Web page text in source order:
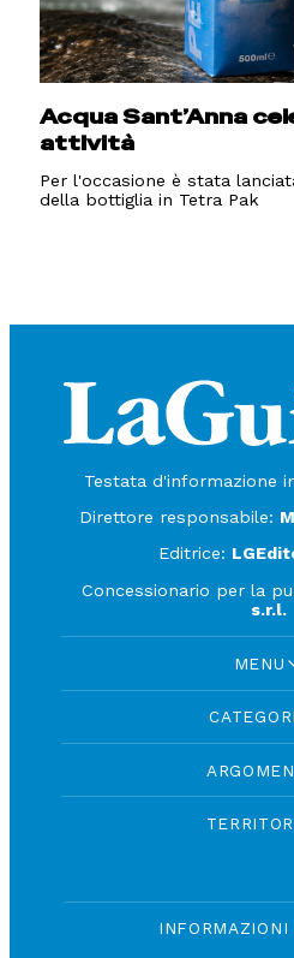
Acqua Sant’Anna
attività
Per l'occasione è stata
della bottiglia in Tetra Pak
Testata d'informazione
Direttore responsabile:
Editrice:
Concessionario per la
s.r.l.
MENU